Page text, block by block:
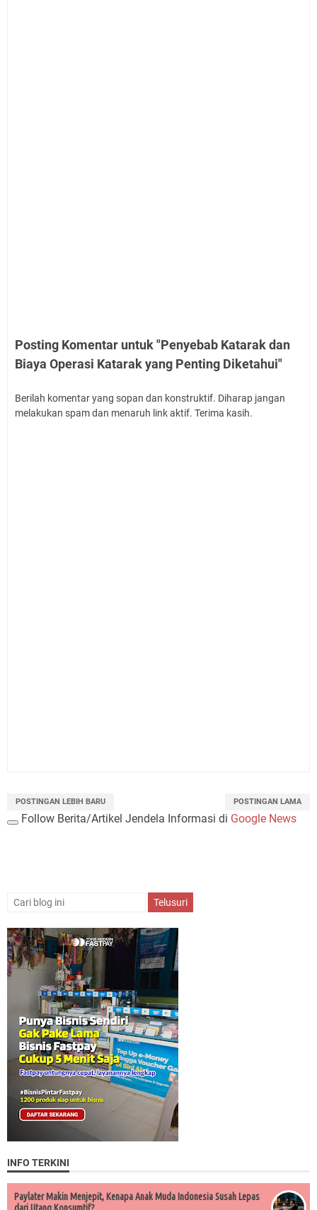
Posting Komentar untuk "Penyebab Katarak dan
Biaya Operasi Katarak yang Penting Diketahui"
Berilah komentar yang sopan dan konstruktif. Diharap jangan
melakukan spam dan menaruh link aktif. Terima kasih.
POSTINGAN LEBIH BARU POSTINGAN LAMA
Follow Berita/Artikel Jendela Informasi di Google News
INFO TERKINI
Paylater Makin Menjepit, Kenapa Anak Muda Indonesia Susah Lepas
dari Utang Konsumtif?